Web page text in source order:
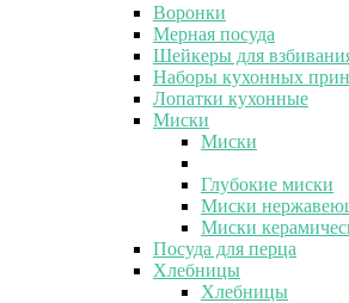
Воронки
Мерная посуда
Шейкеры для
Наборы кухонных
Лопатки кухонные
Миски
Миски
Глубокие миски
Миски
Миски
Посуда для перца
Хлебницы
Хлебницы